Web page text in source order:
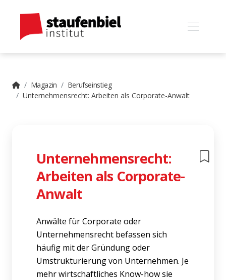
Magazin
Berufseinstieg
Unternehmensrecht: Arbeiten als Corporate-Anwalt
Unternehmensrecht:
Arbeiten als Corporate-
Anwalt
Anwälte für Corporate oder
Unternehmensrecht befassen sich
häufig mit der Gründung oder
Umstrukturierung von Unternehmen. Je
mehr wirtschaftliches Know-how sie